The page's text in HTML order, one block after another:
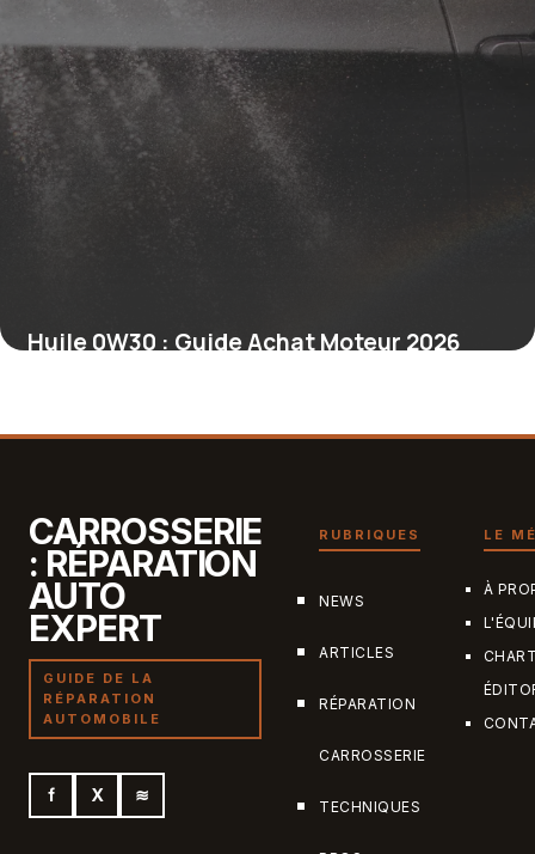
Huile 0W30 : Guide Achat Moteur 2026
CARROSSERIE
: RÉPARATION
AUTO
EXPERT
GUIDE DE LA
RÉPARATION
AUTOMOBILE
f X ≋
RUBRIQUES
NEWS
ARTICLES
RÉPARATION
CARROSSERIE
TECHNIQUES
LE
À